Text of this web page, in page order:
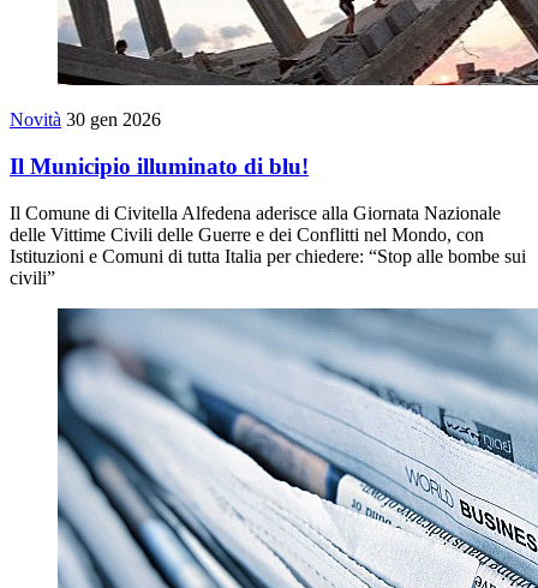
Novità 30 gen 2026
Il Municipio illuminato di blu!
Il Comune di Civitella Alfedena aderisce alla Giornata Nazionale
delle Vittime Civili delle Guerre e dei Conflitti nel Mondo, con
Istituzioni e Comuni di tutta Italia per chiedere: “Stop alle bombe sui
civili”